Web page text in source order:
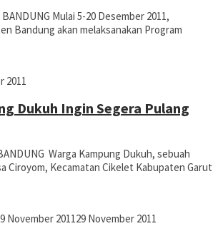
BANDUNG Mulai 5-20 Desember 2011,
Bandung akan melaksanakan Program
2011
Dukuh Ingin Segera Pulang
Warga Kampung Dukuh, sebuah
Ciroyom, Kecamatan Cikelet Kabupaten Garut
November 201129 November 2011